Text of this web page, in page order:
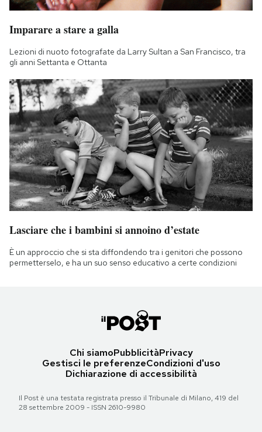
Imparare a stare a galla
Lezioni di nuoto fotografate da Larry Sultan a San Francisco, tra
gli anni Settanta e Ottanta
Lasciare che i bambini si annoino d’estate
È un approccio che si sta diffondendo tra i genitori che possono
permetterselo, e ha un suo senso educativo a certe condizioni
Chi siamoPubblicitàPrivacy
Gestisci le preferenzeCondizioni d'uso
Dichiarazione di accessibilità
Il Post è una testata registrata presso il Tribunale di Milano, 419 del
28 settembre 2009 - ISSN 2610-9980